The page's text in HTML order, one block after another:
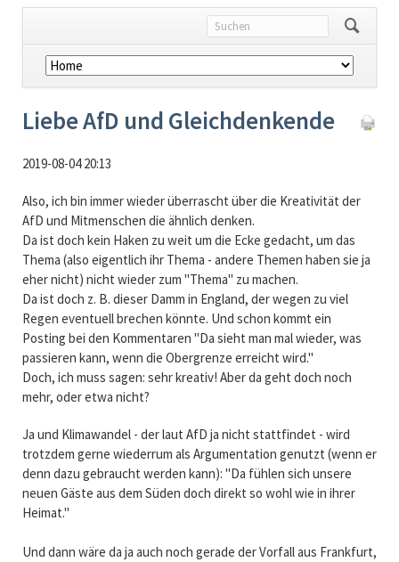
Navigation
überspringen
Liebe AfD und Gleichdenkende
2019-08-04 20:13
Also, ich bin immer wieder überrascht über die Kreativität der
AfD und Mitmenschen die ähnlich denken.
Da ist doch kein Haken zu weit um die Ecke gedacht, um das
Thema (also eigentlich ihr Thema - andere Themen haben sie ja
eher nicht) nicht wieder zum "Thema" zu machen.
Da ist doch z. B. dieser Damm in England, der wegen zu viel
Regen eventuell brechen könnte. Und schon kommt ein
Posting bei den Kommentaren "Da sieht man mal wieder, was
passieren kann, wenn die Obergrenze erreicht wird."
Doch, ich muss sagen: sehr kreativ! Aber da geht doch noch
mehr, oder etwa nicht?
Ja und Klimawandel - der laut AfD ja nicht stattfindet - wird
trotzdem gerne wiederrum als Argumentation genutzt (wenn er
denn dazu gebraucht werden kann): "Da fühlen sich unsere
neuen Gäste aus dem Süden doch direkt so wohl wie in ihrer
Heimat."
Und dann wäre da ja auch noch gerade der Vorfall aus Frankfurt,